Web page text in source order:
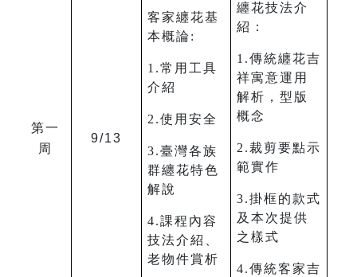
第一
周
9/13
客家纏花基
本概論:
1.常用工具
介紹
2.使用安全
3.臺灣各族
群纏花特色
解說
4.課程內容
技法介紹、
老物件賞析
纏花技法介
紹：
1.傳統纏花吉
祥寓意運用
解析，型版
概念
2.裁剪要點示
範實作
3.掛框的款式
及本次提供
之樣式
4.傳統客家吉